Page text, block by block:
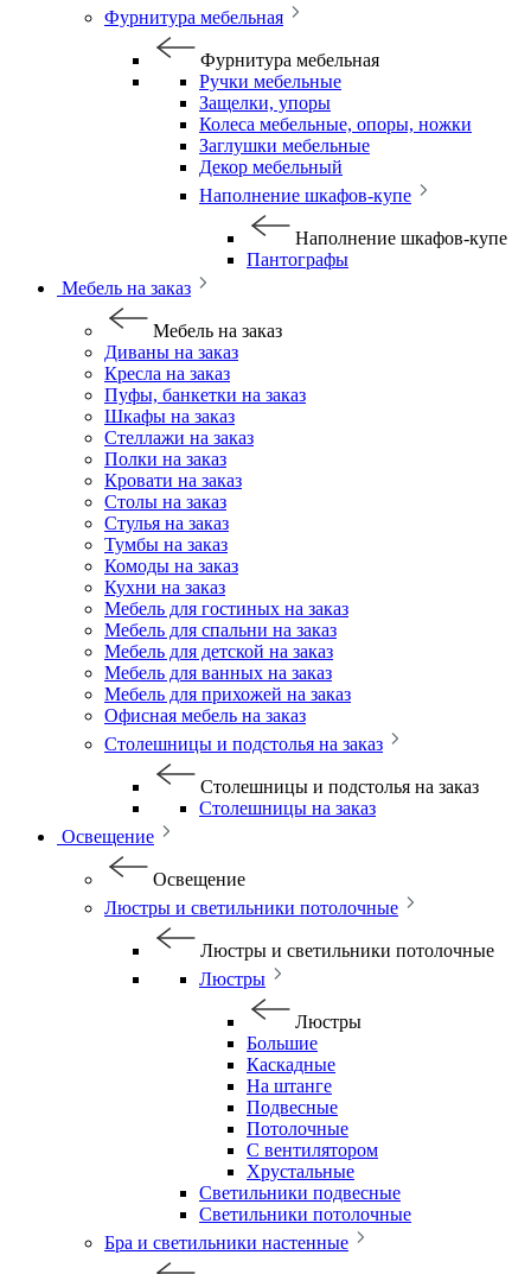
Фурнитура мебельная
Фурнитура мебельная
Ручки мебельные
Защелки, упоры
Колеса мебельные, опоры, ножки
Заглушки мебельные
Декор мебельный
Наполнение шкафов-купе
Наполнение шкафов-купе
Пантографы
Мебель на заказ
Мебель на заказ
Диваны на заказ
Кресла на заказ
Пуфы, банкетки на заказ
Шкафы на заказ
Стеллажи на заказ
Полки на заказ
Кровати на заказ
Столы на заказ
Стулья на заказ
Тумбы на заказ
Комоды на заказ
Кухни на заказ
Мебель для гостиных на заказ
Мебель для спальни на заказ
Мебель для детской на заказ
Мебель для ванных на заказ
Мебель для прихожей на заказ
Офисная мебель на заказ
Столешницы и подстолья на заказ
Столешницы и подстолья на заказ
Столешницы на заказ
Освещение
Освещение
Люстры и светильники потолочные
Люстры и светильники потолочные
Люстры
Люстры
Большие
Каскадные
На штанге
Подвесные
Потолочные
С вентилятором
Хрустальные
Светильники подвесные
Светильники потолочные
Бра и светильники настенные